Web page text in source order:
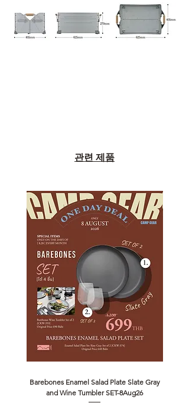
관련 제품
Barebones Enamel Salad Plate Slate Gray
and Wine Tumbler SET-8Aug26